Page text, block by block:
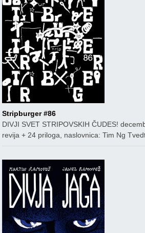
Stripburger #86
DIVJI SVET STRIPOVSKIH ČUDES!
revija + 24 priloga, naslovnica: Tim Ng